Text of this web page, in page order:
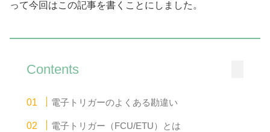
って今回はこの記事を書くことにしました。
Contents
電子トリガーのよくある勘違い
電子トリガー（FCU/ETU）とは